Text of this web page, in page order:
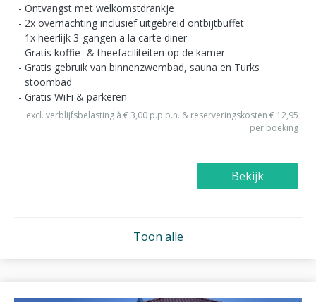
Ontvangst met welkomstdrankje
2x overnachting inclusief uitgebreid ontbijtbuffet
1x heerlijk 3-gangen a la carte diner
Gratis koffie- & theefaciliteiten op de kamer
Gratis gebruik van binnenzwembad, sauna en Turks
stoombad
Gratis WiFi & parkeren
excl. verblijfsbelasting à € 3,00 p.p.p.n. & reserveringskosten € 12,95
per boeking
Bekijk
Toon alle